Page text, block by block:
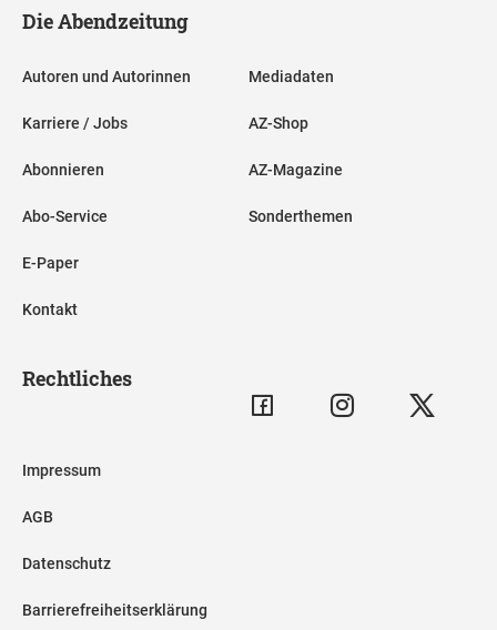
Die Abendzeitung
Autoren und Autorinnen
Karriere / Jobs
Abonnieren
Abo-Service
E-Paper
Kontakt
Mediadaten
AZ-Shop
AZ-Magazine
Sonderthemen
Rechtliches
Impressum
AGB
Datenschutz
Barrierefreiheitserklärung